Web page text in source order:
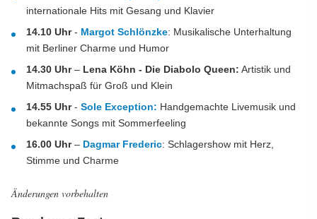
internationale Hits mit Gesang und Klavier
14.10 Uhr- Margot Schlönzke: Musikalische Unterhaltung
mit Berliner Charme und Humor
14.30 Uhr– Lena Köhn - Die Diabolo Queen: Artistik und
Mitmachspaß für Groß und Klein
14.55 Uhr- Sole Exception: Handgemachte Livemusik und
bekannte Songs mit Sommerfeeling
16.00 Uhr– Dagmar Frederic: Schlagershow mit Herz,
Stimme und Charme
Änderungen vorbehalten